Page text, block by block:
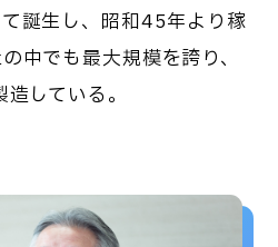
誕生し、昭和45年より稼
中でも最大規模を誇り、
している。